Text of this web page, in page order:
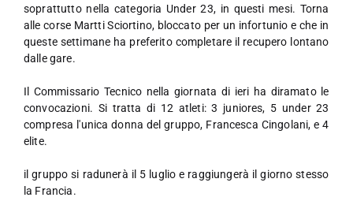
soprattutto nella categoria Under 23, in questi mesi. Torna
alle corse Martti Sciortino, bloccato per un infortunio e che in
queste settimane ha preferito completare il recupero lontano
dalle gare.
Il Commissario Tecnico nella giornata di ieri ha diramato le
convocazioni. Si tratta di 12 atleti: 3 juniores, 5 under 23
compresa l'unica donna del gruppo, Francesca Cingolani, e 4
elite.
il gruppo si radunerà il 5 luglio e raggiungerà il giorno stesso
la Francia.